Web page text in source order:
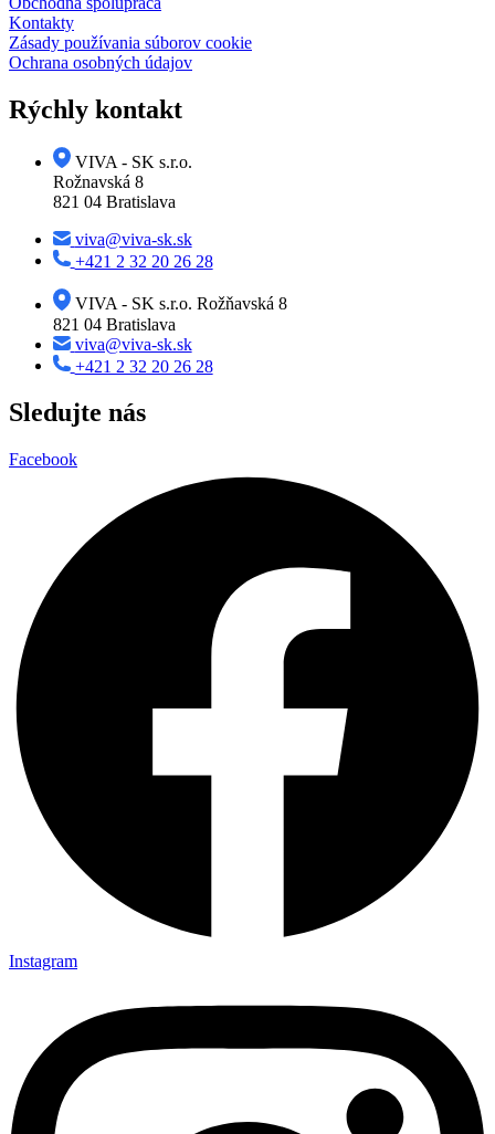
Kontakty
Zásady používania súborov cookie
Ochrana osobných údajov
Rýchly kontakt
VIVA - SK s.r.o.
Rožnavská 8
821 04 Bratislava
viva@viva-sk.sk
+421 2 32 20 26 28
VIVA - SK s.r.o. Rožňavská 8
821 04 Bratislava
viva@viva-sk.sk
+421 2 32 20 26 28
Sledujte nás
Facebook
Instagram